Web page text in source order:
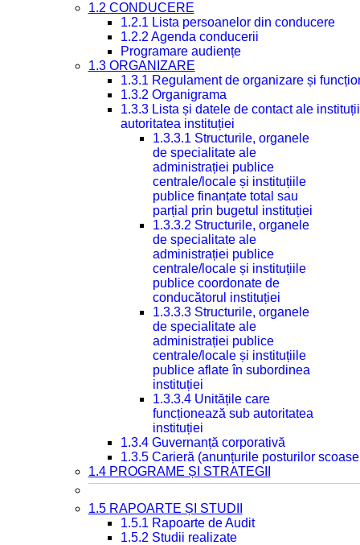
1.2 CONDUCERE
1.2.1 Lista persoanelor din conducere
1.2.2 Agenda conducerii
Programare audiențe
1.3 ORGANIZARE
1.3.1 Regulament de organizare și
1.3.2 Organigrama
1.3.3 Lista și datele de contact ale
autoritatea instituției
1.3.3.1 Structurile, organele
de specialitate ale
administrației publice
centrale/locale și instituțiile
publice finanțate total sau
parțial prin bugetul instituției
1.3.3.2 Structurile, organele
de specialitate ale
administrației publice
centrale/locale și instituțiile
publice coordonate de
conducătorul instituției
1.3.3.3 Structurile, organele
de specialitate ale
administrației publice
centrale/locale și instituțiile
publice aflate în subordinea
instituției
1.3.3.4 Unitățile care
funcționează sub autoritatea
instituției
1.3.4 Guvernanță corporativă
1.3.5 Carieră (anunțurile posturilor
1.4 PROGRAME ȘI STRATEGII
1.5 RAPOARTE ȘI STUDII
1.5.1 Rapoarte de Audit
1.5.2 Studii realizate